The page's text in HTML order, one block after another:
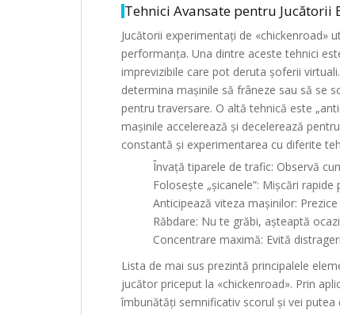
Tehnici Avansate pentru Jucătorii
Jucătorii experimentați de «chickenroad»
performanța. Una dintre aceste tehnici
imprevizibile care pot deruta șoferii
determina mașinile să frâneze sau să se
pentru traversare. O altă tehnică este
mașinile accelerează și decelerează
constantă și experimentarea cu diferite
Învață tiparele de trafic: Observă
Folosește „șicanele”: Mișcări
Anticipează viteza mașinilor:
Răbdare: Nu te grăbi, așteaptă
Concentrare maximă: Evită
Lista de mai sus prezintă principalele
jucător priceput la «chickenroad». Prin
îmbunătăți semnificativ scorul și vei putea